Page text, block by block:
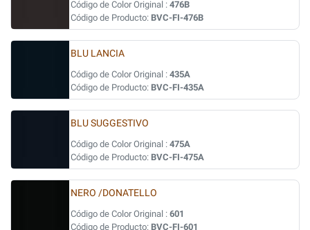
Código de Color Original : 476B
Código de Producto: BVC-FI-476B
BLU LANCIA
Código de Color Original : 435A
Código de Producto: BVC-FI-435A
BLU SUGGESTIVO
Código de Color Original : 475A
Código de Producto: BVC-FI-475A
NERO /DONATELLO
Código de Color Original : 601
Código de Producto: BVC-FI-601